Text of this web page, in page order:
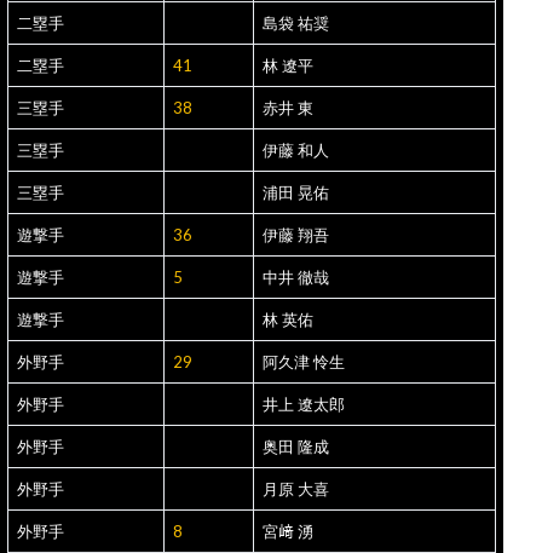
二塁手 島袋 祐奨
二塁手 41 林 遼平
三塁手 38 赤井 東
三塁手 伊藤 和人
三塁手 浦田 晃佑
遊撃手 36 伊藤 翔吾
遊撃手 5 中井 徹哉
遊撃手 林 英佑
外野手 29 阿久津 怜生
外野手 井上 遼太郎
外野手 奥田 隆成
外野手 月原 大喜
外野手 8 宮﨑 湧